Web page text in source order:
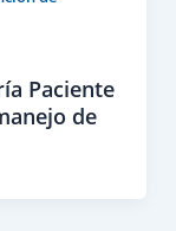
Paciente
de